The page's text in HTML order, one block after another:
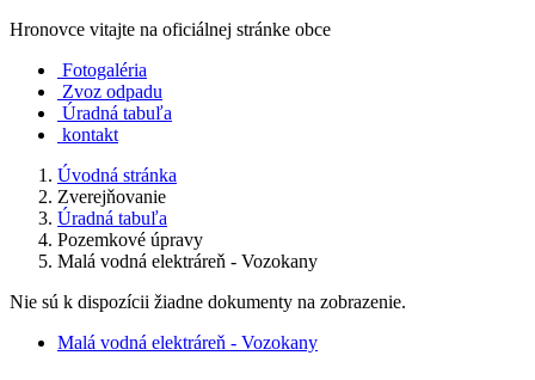
Hronovce vitajte na oficiálnej stránke obce
Fotogaléria
Zvoz odpadu
Úradná tabuľa
kontakt
Úvodná stránka
Zverejňovanie
Úradná tabuľa
Pozemkové úpravy
Malá vodná elektráreň - Vozokany
Nie sú k dispozícii žiadne dokumenty na zobrazenie.
Malá vodná elektráreň - Vozokany